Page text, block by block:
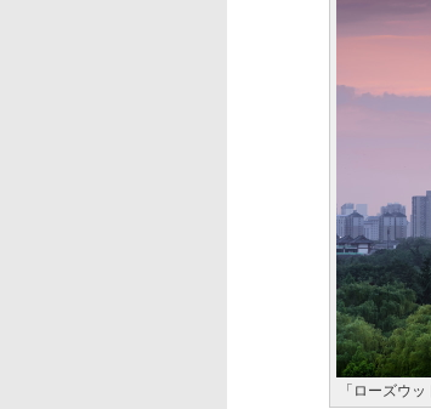
「ローズウ